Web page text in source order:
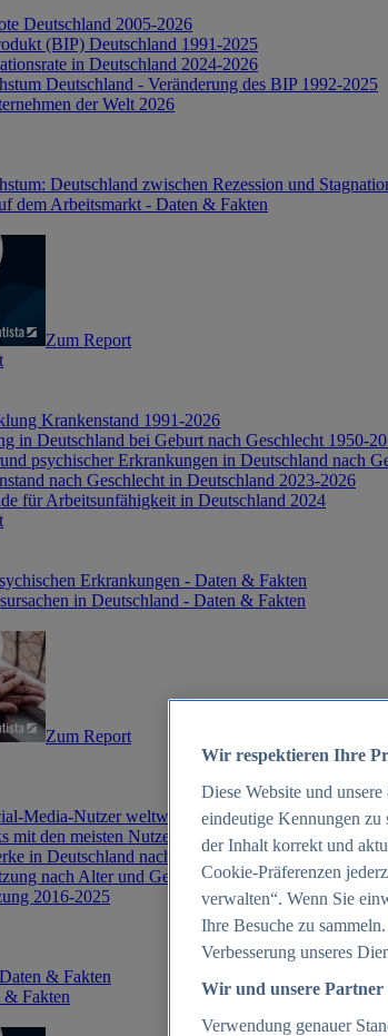
Deutschland 2005-2026
(BIP) Deutschland 1991-2025
in Deutschland 2024-2026
Deutschland - Veränderung des BIP 1992-2025
der Welt 2026
Deutschland zwischen Rezession und
dem Arbeitsmarkt - Daten & Fakten
Zum Report
Krankenstand 1991-2026
in Deutschland bei Geburt nach Geschlecht 1950-
psychischer Erkrankungen in Deutschland nach
nach Geschlecht in Deutschland 2023-2026
für Arbeitsunfähigkeit in Deutschland 2024
Erkrankungen - Daten & Fakten
in Deutschland - Daten & Fakten
Zum Report
Media-Nutzer weltweit 2012-2025
mit den meisten Nutzern weltweit 2025
in Deutschland nach Generationen 2025
nach Alter und Geschlecht in Deutschland 2025
2016-2025
& Fakten
Fakten
Wir respektieren Ihre
Diese Website und unsere
eindeutige Kennungen zu
der Inhalt korrekt und
Cookie-Präferenzen
verwalten“. Wenn Sie
Ihre Besuche zu
Verbesserung unseres
Wir und unsere Partner
Verwendung genauer